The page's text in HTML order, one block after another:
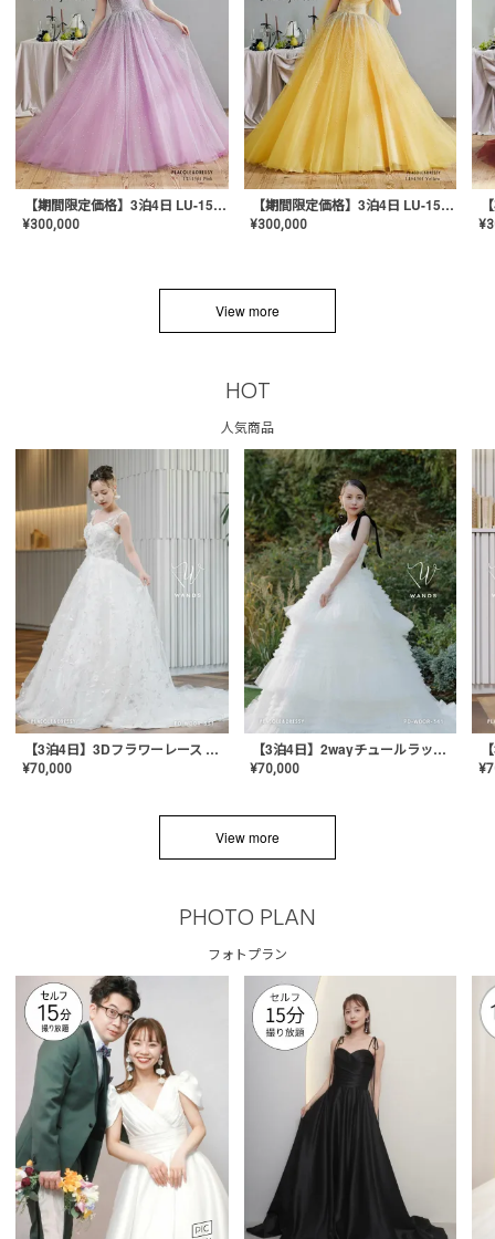
【期間限定価格】3泊4日 LU-1501(Pink)
¥300,000
【期間限定価格】3泊4日 LU-1501(Yellow)
¥300,000 ¥
View more
HOT
人気商品
【3泊4日】3Dフラワーレース ドレス〈PD-WDOR-331〉
¥70,000
【3泊4日】2wayチュールラッフルドレス〈PD-WDOR-341RTL〉
¥70,000 ¥
View more
PHOTO PLAN
フォトプラン